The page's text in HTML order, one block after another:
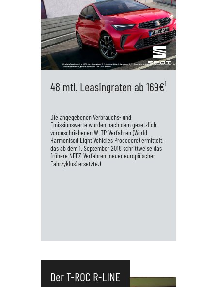
(schnell) 4,5 ; Autobahn (sehr schnell) 5,5 ,
CO2-Emissionen in g/km: Kombiniert 120.
CO2-Klasse: D Ausstattung:
Rückfahrkamera Einparkhilfe vorn und
hinten Climatronic volldigitales Tacho
Automatische Distanzregelung ACC 16"
Leichtmetallräder LED-Technolgie für
Bluetooth Sch...
48 mtl. Leasingraten ab 169€¹
Die angegebenen Verbrauchs- und
Emissionswerte wurden nach dem gesetzlich
vorgeschriebenen WLTP-Verfahren (World
Harmonised Light Vehicles Procedere) ermittelt,
das ab dem 1. September 2018 schrittweise das
frühere NEFZ-Verfahren (neuer europäischer
Fahrzyklus) ersetzte.)
*Kraftstoffverbrauch in l/100 km:
Kombiniert 5,1 ; Innerstädtisch (langsam)
Der T-ROC R-LINE